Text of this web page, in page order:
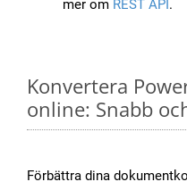
mer om REST API.
Konvertera
online: Snabb
Förbättra dina